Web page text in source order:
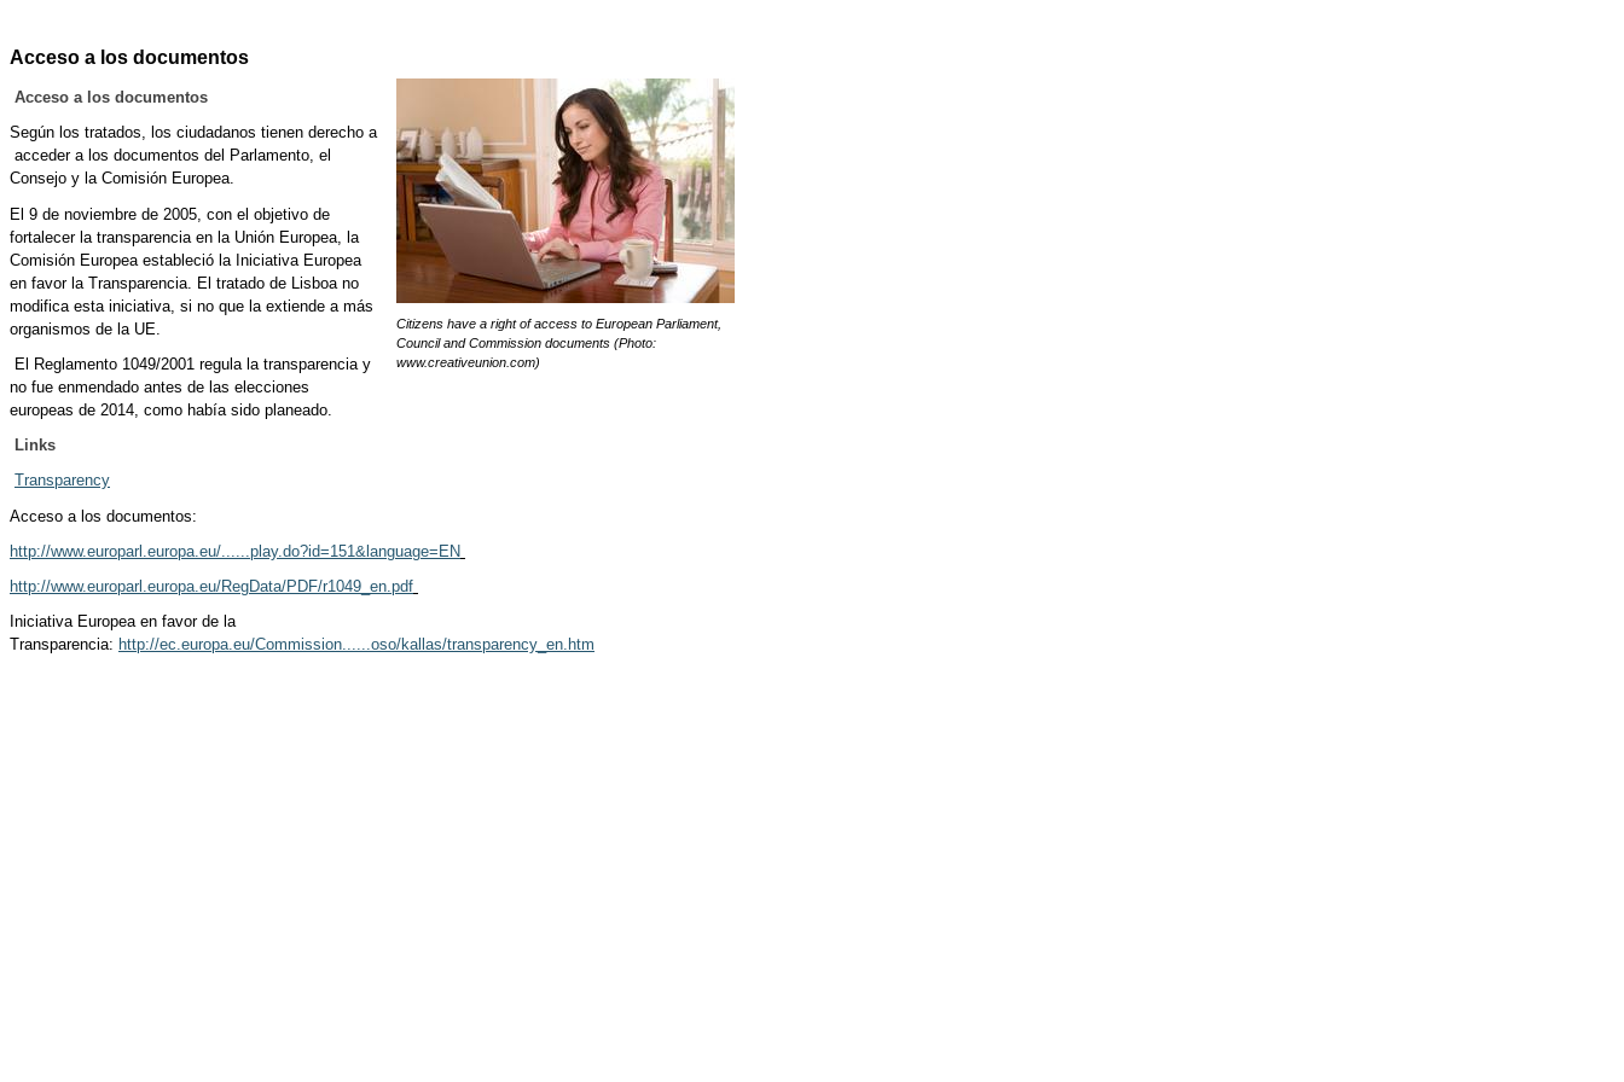
Acceso a los documentos
Citizens have a right of access to European Parliament,
Council and Commission documents (Photo:
www.creativeunion.com)
Acceso a los documentos
Según los tratados, los ciudadanos tienen derecho a
acceder a los documentos del Parlamento, el
Consejo y la Comisión Europea.
El 9 de noviembre de 2005, con el objetivo de
fortalecer la transparencia en la Unión Europea, la
Comisión Europea estableció la Iniciativa Europea
en favor la Transparencia. El tratado de Lisboa no
modifica esta iniciativa, si no que la extiende a más
organismos de la UE.
El Reglamento 1049/2001 regula la transparencia y
no fue enmendado antes de las elecciones
europeas de 2014, como había sido planeado.
Links
Transparency
Acceso a los documentos:
http://www.europarl.europa.eu/......play.do?id=151&language=EN
http://www.europarl.europa.eu/RegData/PDF/r1049_en.pdf
Iniciativa Europea en favor de la
Transparencia: http://ec.europa.eu/Commission......oso/kallas/transparency_en.htm